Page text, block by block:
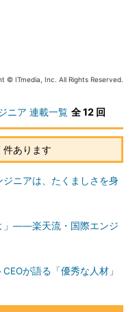
携を進めている。また、企
ルアドバイザリーボード』
ハノイ校 副工学部長 Thuy
内外の企業を取り込んだ
ります。
がASISTプログラム（産学
成・定着プログラム）で
ともに、実践的スキルに精
ることを目指しています。
ITベンチャー企業、民間研
海外事業推進などを担う基
ージしています。
© ITmedia, Inc. All Rights Reserved.
ニア 連載一覧 全 12 回
件あります
ニアは、たくましさを身
」――楽天流・国際エンジ
が語る「優秀な人材」